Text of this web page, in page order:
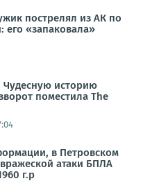
пострелял из АК по
«запаковала»
историю
поместила The
в Петровском
атаки БПЛА
г.р